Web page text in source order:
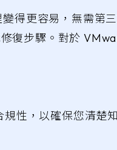
得更容易，無需第
復步驟。對於
性，以確保您清楚